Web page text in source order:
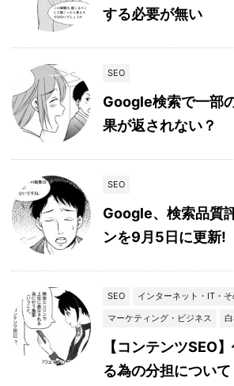
する必要が無い
SEO
Google検索で一部
果が返されない？
SEO
Google、検索品質
ンを9月5日に更新!
SEO
インターネット・IT・
マーケティング・ビジネス
【コンテンツSEO
る為の分担について